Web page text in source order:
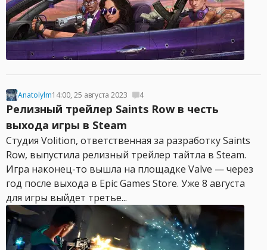
Anatolylm14:00, 25 августа 2023 4
Релизный трейлер Saints Row в честь
выхода игры в Steam
Студия Volition, ответственная за разработку Saints
Row, выпустила релизный трейлер тайтла в Steam.
Игра наконец-то вышла на площадке Valve — через
год после выхода в Epic Games Store. Уже 8 августа
для игры выйдет третье...